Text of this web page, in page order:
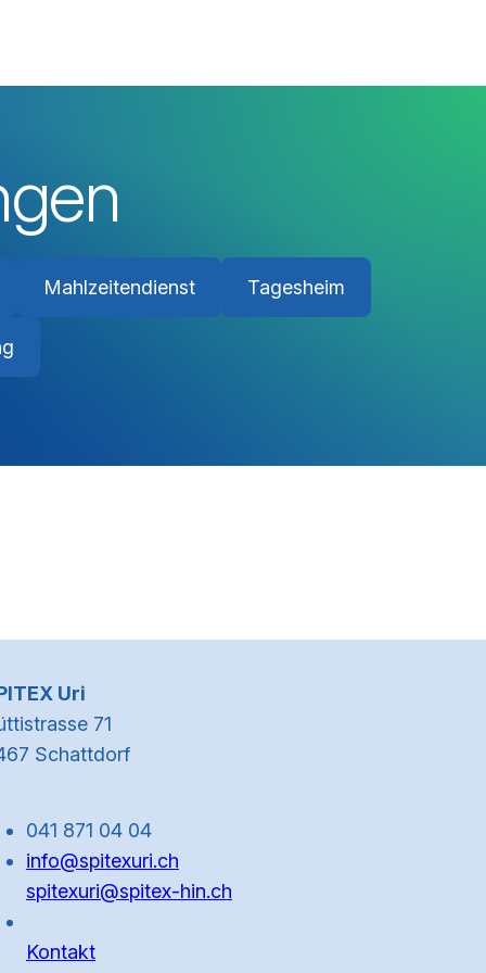
Mahlzeitendienst Tagesheim
Uri
71
Schattdorf
041 871 04 04
info@spitexuri.ch
spitexuri@spitex-hin.ch
Kontakt